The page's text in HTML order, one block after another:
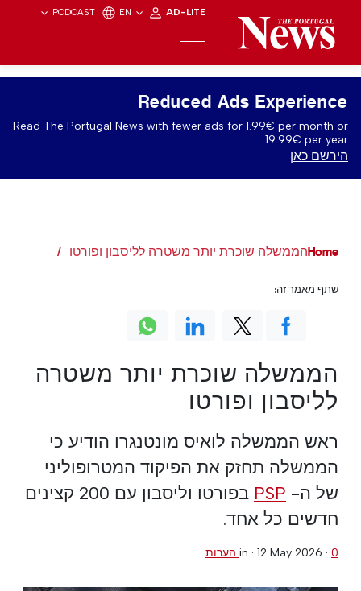
PODCAST EN AD-LITE
Reduced Ads Experience
Read The Portugal News with fewer ads for 1.99€ per month or
19.99€ per year.
הירשם כאן
Homeהממשלה שוכרת יותר משטרה לליסבון ופורטו
הממשלה שוכרת יותר משטרה
לליסבון ופורטו
ראש הממשלה לואיס מונטנגרו הודיע כי
הממשלה תחזק את הפיקוד המטרופוליני
של ה- PSP
בפורטו וליסבון עם 200 קצינים
חדשים כל אחד.
in · 12 May 2026 · 0 הערות
שתף מאמר זה: